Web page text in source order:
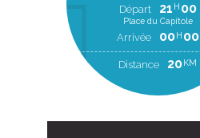
Départ 21 H 00
Place du Capitole
Arrivée 00H 00
Distance 20KM